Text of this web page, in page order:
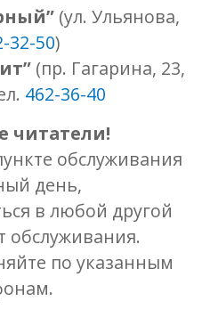
(ул. Ульянова,
32-50)
(пр. Гагарина, 23,
462-36-40
читатели!
обслуживания
день,
в любой другой
обслуживания.
по указанным